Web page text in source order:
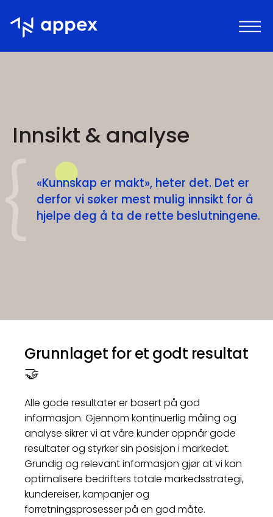
Appex
Innsikt & analyse
«Kunnskap er makt», heter det. Det er
derfor vi søker mest mulig innsikt for å
hjelpe deg å ta de rette beslutningene.
Grunnlaget for et godt resultat
🤝
Alle gode resultater er basert på god
informasjon. Gjennom kontinuerlig måling og
analyse sikrer vi at våre kunder oppnår gode
resultater og styrker sin posisjon i markedet.
Grundig og relevant informasjon gjør at vi kan
optimalisere bedrifters totale markedsstrategi,
kundereiser, kampanjer og
forretningsprosesser på en god måte.